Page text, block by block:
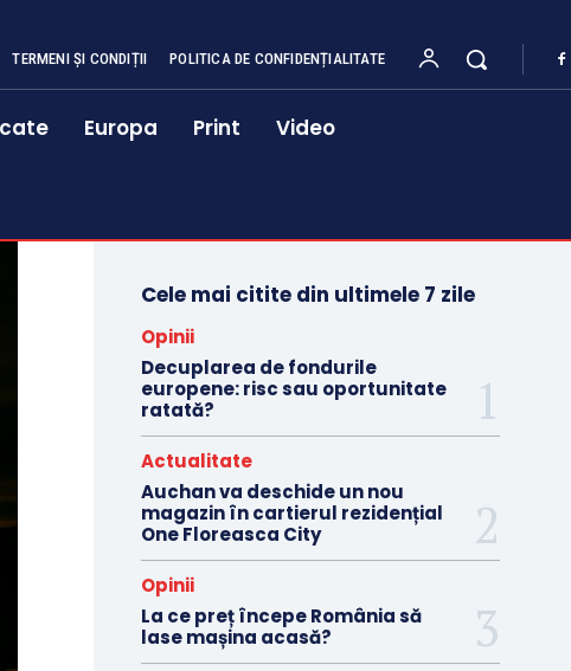
TERMENI ȘI CONDIȚII POLITICA DE CONFIDENȚIALITATE
Europa Print Video
Cele mai citite din ultimele 7 zile
Opinii
Decuplarea de fondurile
europene: risc sau oportunitate
ratată?
Actualitate
Auchan va deschide un nou
magazin în cartierul rezidențial
One Floreasca City
Opinii
La ce preț începe România să
lase mașina acasă?